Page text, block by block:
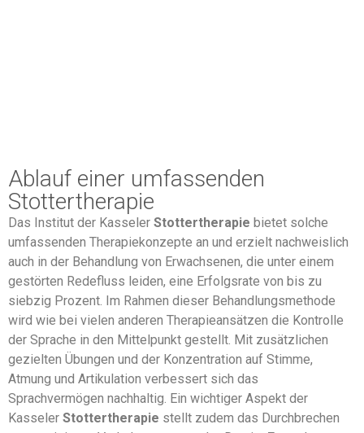
Ablauf einer umfassenden
Stottertherapie
Das Institut der Kasseler Stottertherapie bietet solche
umfassenden Therapiekonzepte an und erzielt nachweislich
auch in der Behandlung von Erwachsenen, die unter einem
gestörten Redefluss leiden, eine Erfolgsrate von bis zu
siebzig Prozent. Im Rahmen dieser Behandlungsmethode
wird wie bei vielen anderen Therapieansätzen die Kontrolle
der Sprache in den Mittelpunkt gestellt. Mit zusätzlichen
gezielten Übungen und der Konzentration auf Stimme,
Atmung und Artikulation verbessert sich das
Sprachvermögen nachhaltig. Ein wichtiger Aspekt der
Kasseler Stottertherapie stellt zudem das Durchbrechen